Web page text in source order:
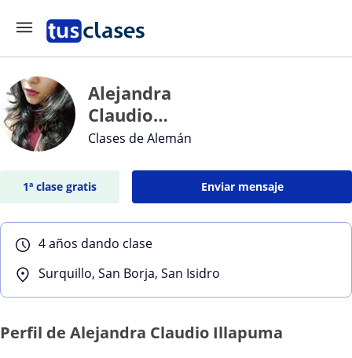
Alejandra
Claudio
Illapuma
Clases de Alemán
1ª clase gratis Enviar mensaje
4 años dando clase
Surquillo, San Borja, San Isidro
Perfil de Alejandra Claudio Illapuma